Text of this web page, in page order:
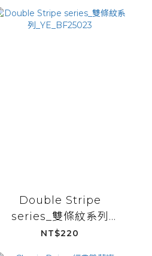
Double Stripe
series_雙條紋系列
_YE_BF25023
NT$220